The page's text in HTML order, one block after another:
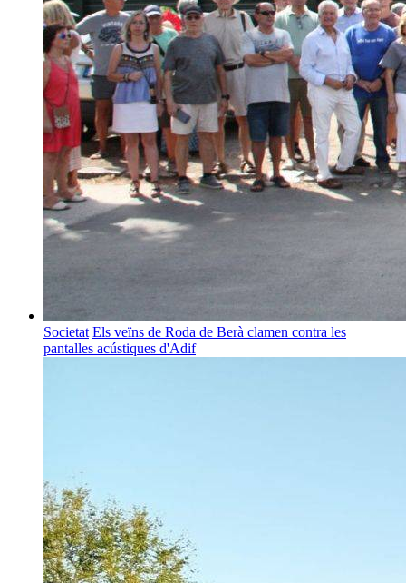
Societat Els veïns de Roda de Berà clamen contra les
pantalles acústiques d'Adif